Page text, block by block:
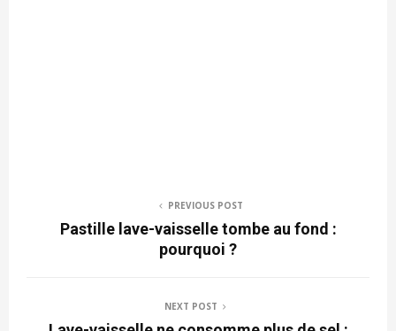
PREVIOUS POST
Pastille lave-vaisselle tombe au fond :
pourquoi ?
NEXT POST